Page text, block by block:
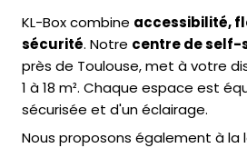
KL-Box combine accessibilité,
sécurité. Notre centre de
près de Toulouse, met à votre
1 à 18 m². Chaque espace est
sécurisée et d'un éclairage.
Nous proposons également à la